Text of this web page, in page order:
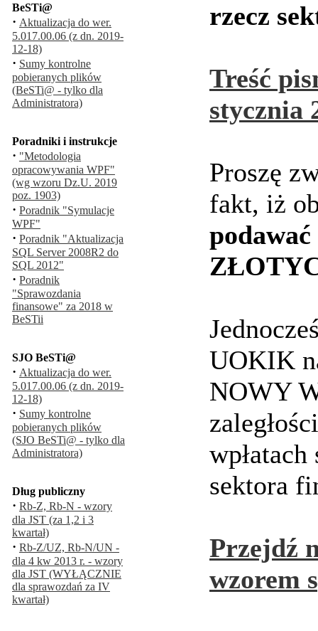
BeSTi@
· Aktualizacja do wer.
5.017.00.06 (z dn. 2019-
12-18)
· Sumy kontrolne
pobieranych plików
(BeSTi@ - tylko dla
Administratora)
Poradniki i instrukcje
· "Metodologia
opracowywania WPF"
(wg wzoru Dz.U. 2019
poz. 1903)
· Poradnik "Symulacje
WPF"
· Poradnik "Aktualizacja
SQL Server 2008R2 do
SQL 2012"
· Poradnik
"Sprawozdania
finansowe" za 2018 w
BeSTii
SJO BeSTi@
· Aktualizacja do wer.
5.017.00.06 (z dn. 2019-
12-18)
· Sumy kontrolne
pobieranych plików
(SJO BeSTi@ - tylko dla
Administratora)
Dług publiczny
· Rb-Z, Rb-N - wzory
dla JST (za 1,2 i 3
kwartał)
· Rb-Z/UZ, Rb-N/UN -
dla 4 kw 2013 r. - wzory
dla JST (WYŁĄCZNIE
dla sprawozdań za IV
kwartał)
rzecz
Treść
stycznia
Proszę
fakt, iż
UOKIK
NOWY
sektora
Przejdź
wzorem